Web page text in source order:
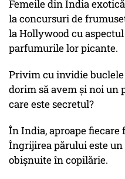
Femeile din India
la concursuri de
la Hollywood cu
parfumurile lor picante.
Privim cu invidie
dorim să avem și noi un
care este secretul?
În India, aproape fiecare
Îngrijirea părului este
obișnuite în copilărie.